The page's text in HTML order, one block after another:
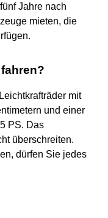
Jahre nach
mieten, die
mit
und einer
PS. Das
überschreiten.
dürfen Sie jedes